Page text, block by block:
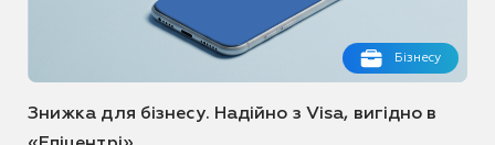
Бізнесу
Знижка для бізнесу. Надійно з Visa, вигідно в